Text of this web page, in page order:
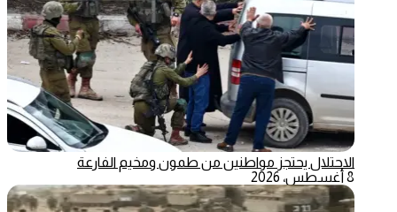
الاحتلال يحتجز مواطنين من طمون ومخيم الفارعة
8 أغسطس، 2026